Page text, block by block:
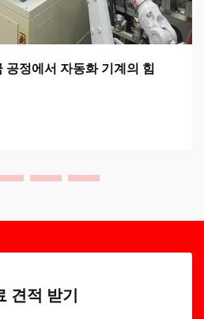
공정에서 자동화 기계의 힘
견적 받기